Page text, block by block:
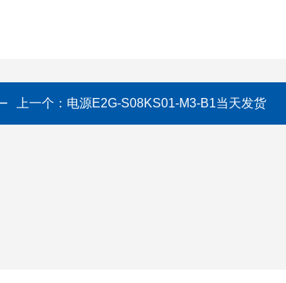
上一个： 电源E2G-S08KS01-M3-B1当天发货